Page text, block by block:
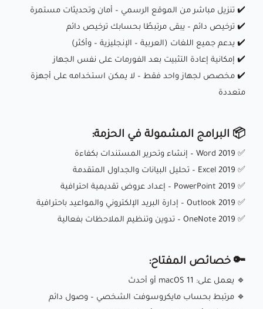
✔️ تنزيل مباشر من الموقع الرسمي – أمان وتحديثات مستمرة
✔️ ترخيص دائم – يبقى مرتبطًا بحسابك ترخيص دائم
✔️ يدعم جميع اللغات (العربية – الإنجليزية – وأكثر)
✔️ إمكانية إعادة التثبيت بعد الفورمات على نفس الجهاز
✔️ مخصص لجهاز واحد فقط – لا يمكن استخدامه على أجهزة
متعددة
📦 البرامج المشمولة في الحزمة:
✅ Word 2019 – إنشاء وتحرير المستندات بكفاءة
✅ Excel 2019 – تحليل البيانات والجداول المتقدمة
✅ PowerPoint 2019 – إعداد عروض تقديمية احترافية
✅ Outlook 2019 – إدارة البريد الإلكتروني والمواعيد باحترافية
✅ OneNote 2019 – تدوين وتنظيم الملاحظات بفعالية
🔑 خصائص المفتاح:
🔹 يعمل على: macOS 11 أو أحدث
🔹 مرتبط بحساب مايكروسوفت الشخصي – وصول دائم